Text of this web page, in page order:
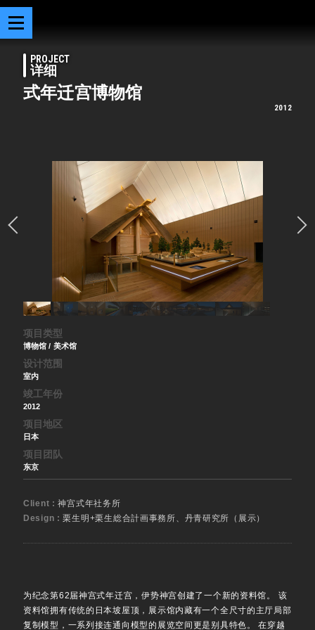
PROJECT
详细
式年迁宫博物馆
2012
项目类型
博物馆 / 美术馆
设计范围
室内
竣工年份
2012
项目地区
日本
项目团队
东京
Client :神宫式年社务所
Design :栗生明+栗生総合計画事務所、丹青研究所（展示）
为纪念第62届神宫式年迁宫，伊势神宫创建了一个新的资料馆。 该
资料馆拥有传统的日本坡屋顶，展示馆内藏有一个全尺寸的主厅局部
复制模型，一系列接连通向模型的展览空间更是别具特色。 在穿越